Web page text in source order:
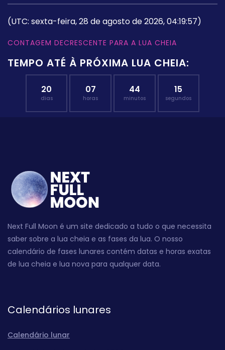
(UTC: sexta-feira, 28 de agosto de 2026, 04:19:57)
CONTAGEM DECRESCENTE PARA A LUA CHEIA
TEMPO ATÉ À PRÓXIMA LUA CHEIA:
20
dias
07
horas
44
minutos
14
segundos
Next Full Moon é um site dedicado a tudo o que necessita
saber sobre a lua cheia e as fases da lua. O nosso
calendário de fases lunares contém datas e horas exatas
de lua cheia e lua nova para qualquer data.
Calendários lunares
Calendário lunar